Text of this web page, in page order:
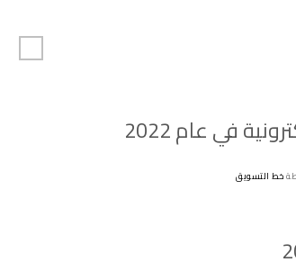
في عام 2022
خط التسويق